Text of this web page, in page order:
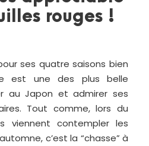
rouges !
ses quatre saisons bien
est une des plus belle
au Japon et admirer ses
Tout comme, lors du
viennent contempler les
c’est la “chasse” à